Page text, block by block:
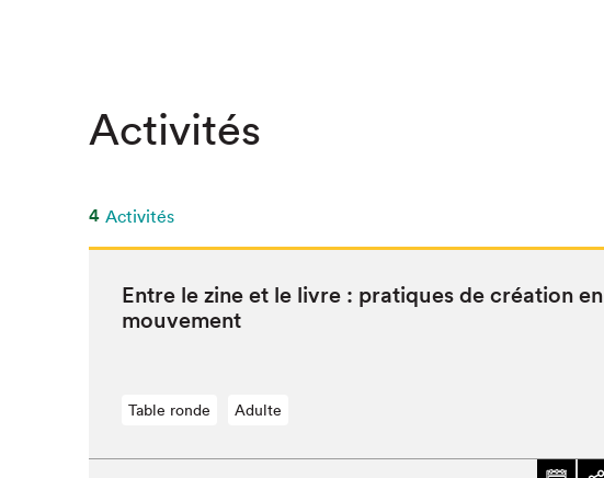
Activités
4 Activités
Entre le zine et le livre : pra­tiques de créa­tion en
mouvement
Table ronde Adulte